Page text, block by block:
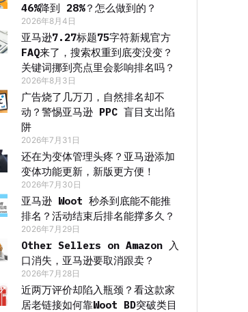
46%降到 28%？怎么做到的？
2026年8月4日
亚马逊7.27标题75字符新规官方
FAQ来了，搜索权重到底变没变？
关键词挪到亮点里会影响排名吗？
2026年8月3日
广告烧了几万刀，自然排名却不
动？警惕亚马逊 PPC 盲目支出陷
阱
2026年7月31日
还在为变体管理头疼？亚马逊添加
变体功能更新，新版更方便！
2026年7月30日
亚马逊 Woot 秒杀到底能不能推
排名？活动结束后排名能撑多久？
2026年7月29日
Other Sellers on Amazon 入
口消失，亚马逊要取消跟卖？
2026年7月28日
近两万评价却陷入瓶颈？看这款家
居老链接如何靠Woot BD突破类目